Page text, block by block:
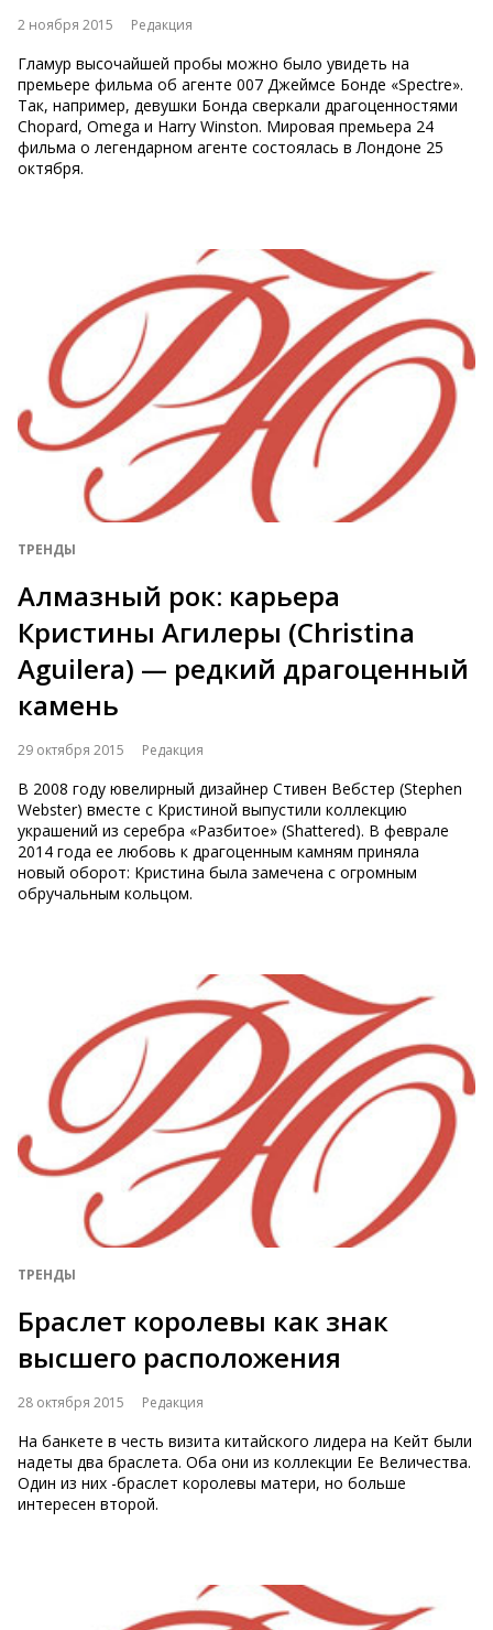
2 ноября 2015 Редакция
Гламур высочайшей пробы можно было увидеть на
премьере фильма об агенте 007 Джеймсе Бонде «Spectre».
Так, например, девушки Бонда сверкали драгоценностями
Chopard, Omega и Harry Winston. Мировая премьера 24
фильма о легендарном агенте состоялась в Лондоне 25
октября.
ТРЕНДЫ
Алмазный рок: карьера
Кристины Агилеры (Christina
Aguilera) — редкий драгоценный
камень
29 октября 2015 Редакция
В 2008 году ювелирный дизайнер Стивен Вебстер (Stephen
Webster) вместе с Кристиной выпустили коллекцию
украшений из серебра «Разбитое» (Shattered). В феврале
2014 года ее любовь к драгоценным камням приняла
новый оборот: Кристина была замечена с огромным
обручальным кольцом.
ТРЕНДЫ
Браслет королевы как знак
высшего расположения
28 октября 2015 Редакция
На банкете в честь визита китайского лидера на Кейт были
надеты два браслета. Оба они из коллекции Ее Величества.
Один из них -браслет королевы матери, но больше
интересен второй.